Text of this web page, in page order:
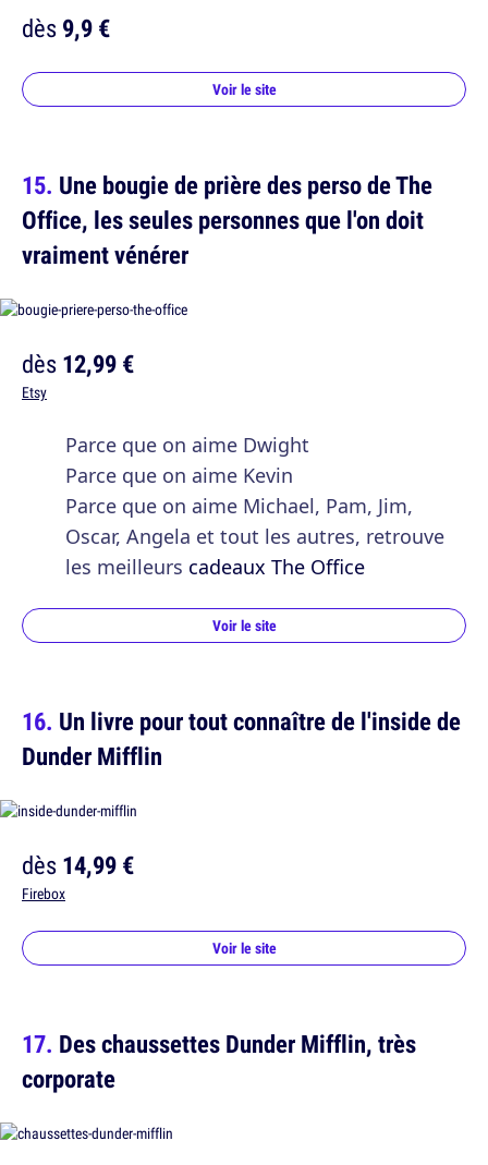
dès9,9 €
Voir le site
Une bougie de prière des perso de The
Office, les seules personnes que l'on doit
vraiment vénérer
dès12,99 €
Etsy
Parce que on aime Dwight
Parce que on aime Kevin
Parce que on aime Michael, Pam, Jim,
Oscar, Angela et tout les autres, retrouve
les meilleurs cadeaux The Office
Voir le site
Un livre pour tout connaître de l'inside de
Dunder Mifflin
dès14,99 €
Firebox
Voir le site
Des chaussettes Dunder Mifflin, très
corporate